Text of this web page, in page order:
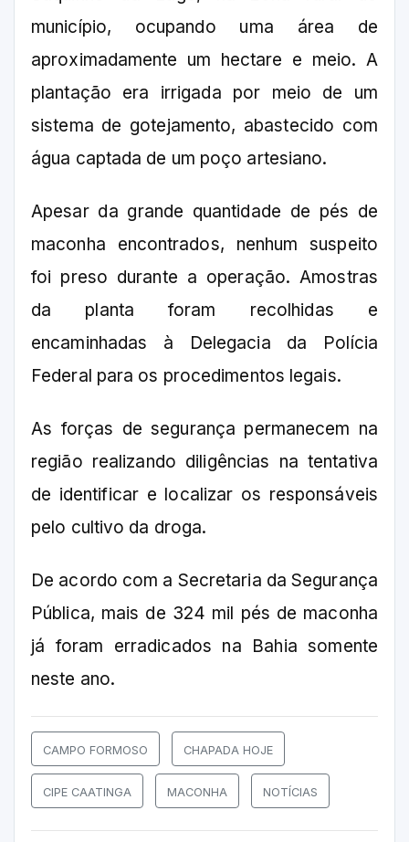
município, ocupando uma área de
aproximadamente um hectare e meio. A
plantação era irrigada por meio de um
sistema de gotejamento, abastecido com
água captada de um poço artesiano.
Apesar da grande quantidade de pés de
maconha encontrados, nenhum suspeito
foi preso durante a operação. Amostras
da planta foram recolhidas e
encaminhadas à Delegacia da Polícia
Federal para os procedimentos legais.
As forças de segurança permanecem na
região realizando diligências na tentativa
de identificar e localizar os responsáveis
pelo cultivo da droga.
De acordo com a Secretaria da Segurança
Pública, mais de 324 mil pés de maconha
já foram erradicados na Bahia somente
neste ano.
CAMPO FORMOSO CHAPADA HOJE
CIPE CAATINGA MACONHA NOTÍCIAS